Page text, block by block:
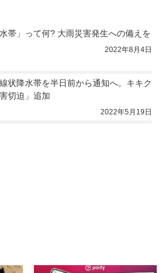
水帯」って何? 大雨災害発生への備えを
2022年8月4日
状降水帯を半日前から通知へ。キキク
切迫」追加
2022年5月19日